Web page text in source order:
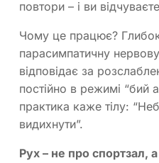
повтори – і ви
Чому це працює?
парасимпатичну
відповідає за
постійно в режимі “бий
практика каже тілу:
видихнути”.
Рух – не про спортзал,